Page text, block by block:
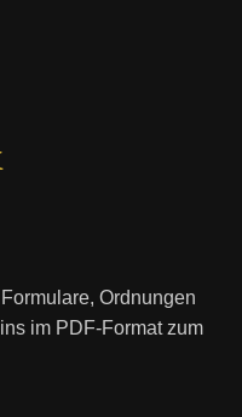
Ordnungen
im PDF-Format zum